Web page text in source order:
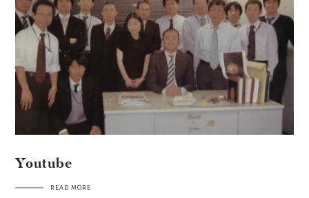
Youtube
READ MORE